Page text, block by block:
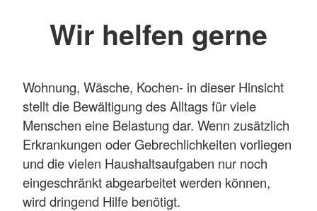
Wir helfen gerne
Wohnung, Wäsche, Kochen- in dieser Hinsicht
stellt die Bewältigung des Alltags für viele
Menschen eine Belastung dar. Wenn zusätzlich
Erkrankungen oder Gebrechlichkeiten vorliegen
und die vielen Haushaltsaufgaben nur noch
eingeschränkt abgearbeitet werden können,
wird dringend Hilfe benötigt.